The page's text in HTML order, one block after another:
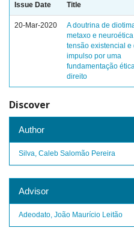
Issue Date Title
20-Mar-2020
A doutrina de
metaxo e
tensão existencial e
impulso por uma
fundamentação
direito
Discover
Author
Silva, Caleb Salomão Pereira
Advisor
Adeodato, João Maurício Leitão